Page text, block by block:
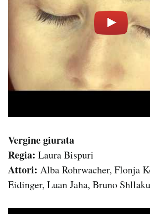
Vergine giurata
Regia: Laura Bispuri
Attori: Alba Rohrwacher, Flonja
Eidinger, Luan Jaha, Bruno Shllaku